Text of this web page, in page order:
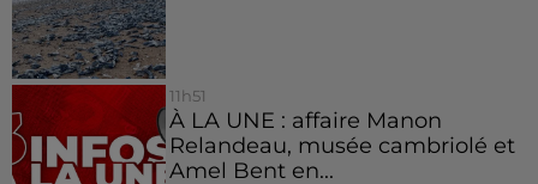
11h51
À LA UNE : affaire Manon
Relandeau, musée cambriolé et
Amel Bent en...